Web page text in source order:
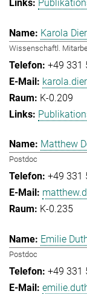
Karola
Wissenschaftl.
+49 331
K-0.209
Matthew
Postdoc
+49 331
K-0.235
Emilie
Postdoc
+49 331